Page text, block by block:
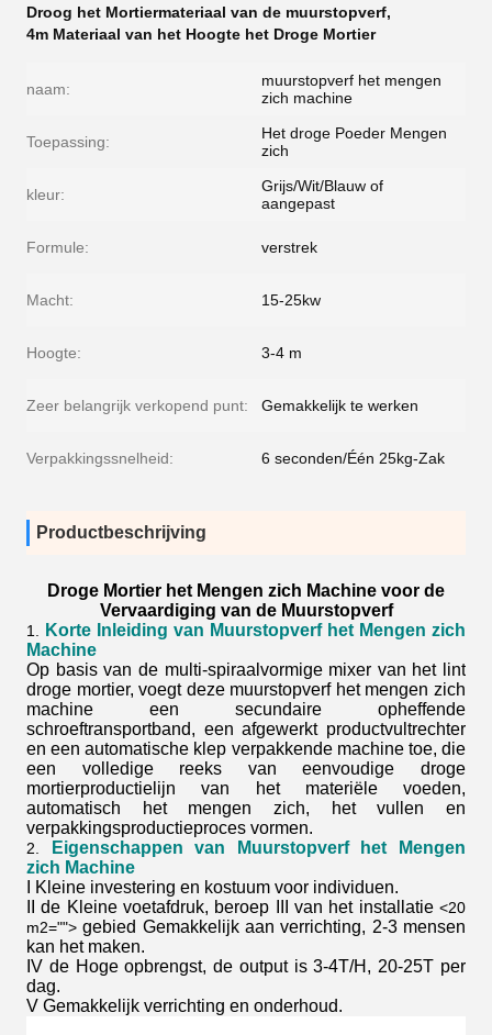
Droog het Mortiermateriaal van de muurstopverf,
4m Materiaal van het Hoogte het Droge Mortier
naam:
muurstopverf het mengen
zich machine
Toepassing:
Het droge Poeder Mengen
zich
kleur:
Grijs/Wit/Blauw of
aangepast
Formule: verstrek
Macht: 15-25kw
Hoogte: 3-4 m
Zeer belangrijk verkopend punt: Gemakkelijk te werken
Verpakkingssnelheid: 6 seconden/Één 25kg-Zak
Productbeschrijving
Droge Mortier het Mengen zich Machine voor de
Vervaardiging van de Muurstopverf
1.
Korte Inleiding van Muurstopverf het Mengen zich
Machine
Op basis van de multi-spiraalvormige mixer van het lint
droge mortier, voegt deze muurstopverf het mengen zich
machine een secundaire opheffende
schroeftransportband, een afgewerkt productvultrechter
en een automatische klep verpakkende machine toe, die
een volledige reeks van eenvoudige droge
mortierproductielijn van het materiële voeden,
automatisch het mengen zich, het vullen en
verpakkingsproductieproces vormen.
2.
Eigenschappen van Muurstopverf het Mengen
zich Machine
I Kleine investering en kostuum voor individuen.
II de Kleine voetafdruk, beroep III van het installatie<20
m2="">gebied Gemakkelijk aan verrichting, 2-3 mensen
kan het maken.
IV de Hoge opbrengst, de output is 3-4T/H, 20-25T per
dag.
V Gemakkelijk verrichting en onderhoud.